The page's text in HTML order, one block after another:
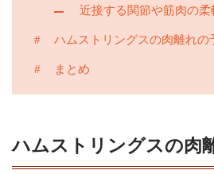
近接する関節や筋肉の柔
ハムストリングスの肉離れの
まとめ
ハムストリングスの肉